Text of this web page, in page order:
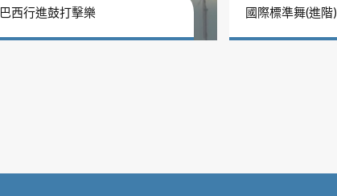
巴西行進鼓打擊樂 國際標準舞(進階)